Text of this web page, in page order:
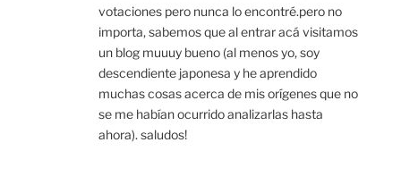
votaciones pero nunca lo encontré.pero no
importa, sabemos que al entrar acá visitamos
un blog muuuy bueno (al menos yo, soy
descendiente japonesa y he aprendido
muchas cosas acerca de mis orígenes que no
se me habían ocurrido analizarlas hasta
ahora). saludos!